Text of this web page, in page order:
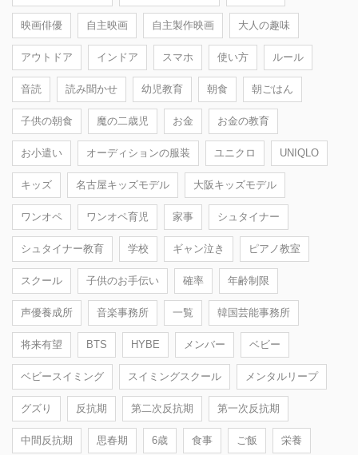
映画俳優 自主映画 自主製作映画 大人の趣味
アウトドア インドア スマホ 使い方 ルール
音読 読み聞かせ 幼児教育 朝食 朝ごはん
子供の朝食 魔の二歳児 お金 お金の教育
お小遣い オーディションの服装 ユニクロ UNIQLO
キッズ 名古屋キッズモデル 大阪キッズモデル
ワンオペ ワンオペ育児 家事 シュタイナー
シュタイナー教育 学校 ギャン泣き ピアノ教室
スクール 子供のお手伝い 確率 年齢制限
声優養成所 音楽事務所 一覧 韓国芸能事務所
将来有望 BTS HYBE メンバー ベビー
ベビースイミング スイミングスクール メンタルリープ
グズり 反抗期 第二次反抗期 第一次反抗期
中間反抗期 思春期 6歳 食事 ご飯 栄養